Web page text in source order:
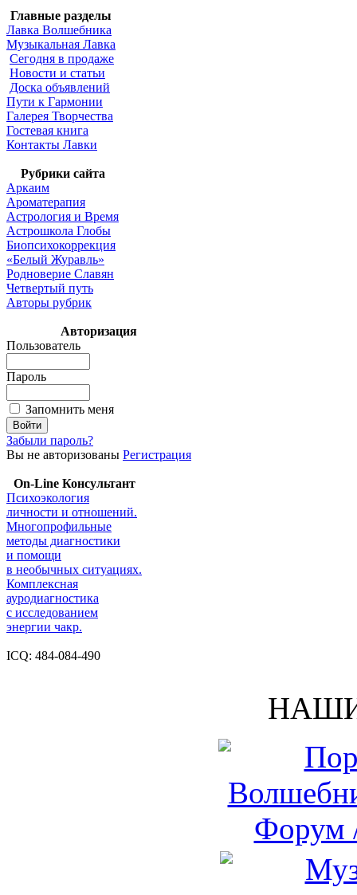
Главные разделы
Лавка Волшебника
Музыкальная Лавка
Сегодня в продаже
Новости и статьи
Доска объявлений
Пути к Гармонии
Галерея Творчества
Гостевая книга
Контакты Лавки
Рубрики сайта
Аркаим
Ароматерапия
Астрология и Время
Астрошкола Глобы
Биопсихокоррекция
«Белый Журавль»
Родноверие Славян
Четвертый путь
Авторы рубрик
Авторизация
Пользователь
Пароль
Запомнить меня
Забыли пароль?
Вы не авторизованы Регистрация
On-Line Консультант
Психоэкология
личности и отношений.
Многопрофильные
методы диагностики
и помощи
в необычных ситуациях.
Комплексная
ауродиагностика
с исследованием
энергии чакр.
ICQ: 484-084-490